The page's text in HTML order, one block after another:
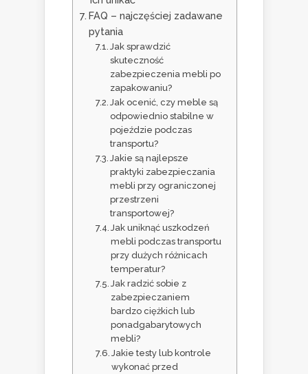
FAQ – najczęściej zadawane
pytania
Jak sprawdzić
skuteczność
zabezpieczenia mebli po
zapakowaniu?
Jak ocenić, czy meble są
odpowiednio stabilne w
pojeździe podczas
transportu?
Jakie są najlepsze
praktyki zabezpieczania
mebli przy ograniczonej
przestrzeni
transportowej?
Jak uniknąć uszkodzeń
mebli podczas transportu
przy dużych różnicach
temperatur?
Jak radzić sobie z
zabezpieczaniem
bardzo ciężkich lub
ponadgabarytowych
mebli?
Jakie testy lub kontrole
wykonać przed